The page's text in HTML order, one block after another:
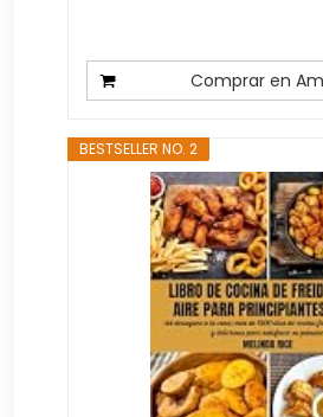
Comprar en
BESTSELLER NO. 2